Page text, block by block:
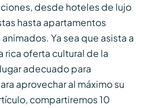
desde hoteles de lujo
hasta apartamentos
Ya sea que asista a
rica oferta cultural de la
adecuado para
aprovechar al máximo su
compartiremos 10